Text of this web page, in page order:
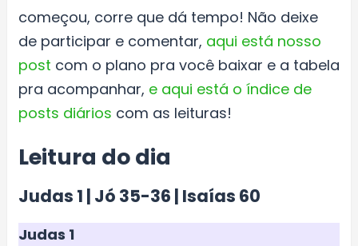
começou, corre que dá tempo! Não deixe
de participar e comentar, aqui está nosso
post com o plano pra você baixar e a tabela
pra acompanhar, e aqui está o índice de
posts diários com as leituras!
Leitura do dia
Judas 1 | Jó 35-36 | Isaías 60
Judas 1